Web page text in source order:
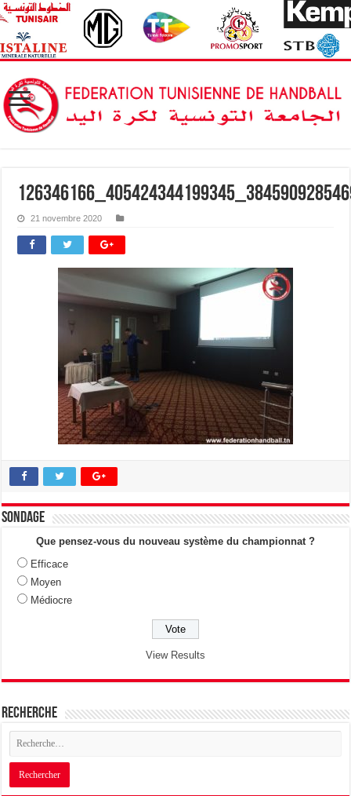
21 novembre 2020
Sondage
Que pensez-vous du nouveau système du championnat ?
Efficace
Moyen
Médiocre
View Results
Recherche